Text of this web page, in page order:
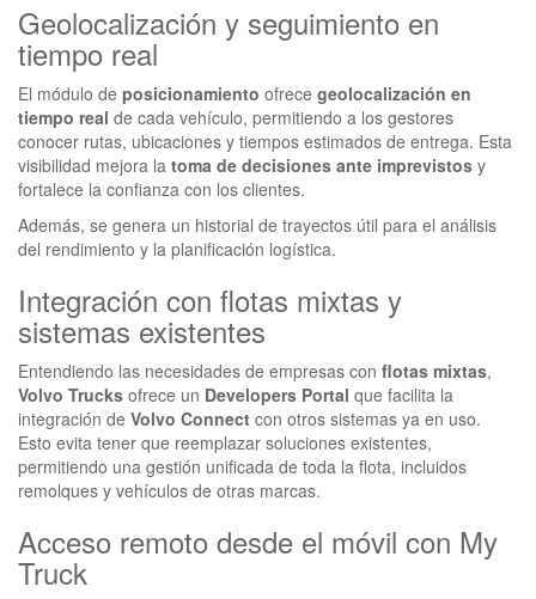
Geolocalización y seguimiento en
tiempo real
El módulo de posicionamiento ofrece geolocalización en
tiempo real de cada vehículo, permitiendo a los gestores
conocer rutas, ubicaciones y tiempos estimados de entrega. Esta
visibilidad mejora la toma de decisiones ante imprevistos y
fortalece la confianza con los clientes.
Además, se genera un historial de trayectos útil para el análisis
del rendimiento y la planificación logística.
Integración con flotas mixtas y
sistemas existentes
Entendiendo las necesidades de empresas con flotas mixtas,
Volvo Trucks ofrece un Developers Portal que facilita la
integración de Volvo Connect con otros sistemas ya en uso.
Esto evita tener que reemplazar soluciones existentes,
permitiendo una gestión unificada de toda la flota, incluidos
remolques y vehículos de otras marcas.
Acceso remoto desde el móvil con My
Truck